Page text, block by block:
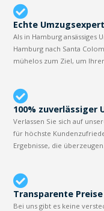
Echte
Als in Hamburg
Hamburg nach Santa
mühelos zum Ziel, um
100% zuverlässiger
Verlassen Sie sich auf
für höchste
Ergebnisse, die überzeugen.
Transparente Preise
Bei uns gibt es keine